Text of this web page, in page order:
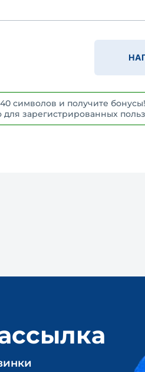
символов и получите
для зарегистрированных